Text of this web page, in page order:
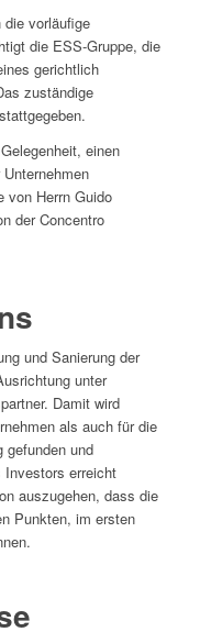
die vorläufige
die ESS-Gruppe, die
gerichtlich
zuständige
einen
von Herrn Guido
der Concentro
und Sanierung der
unter
Damit wird
als auch für die
gefunden und
erreicht
auszugehen, dass die
Punkten, im ersten